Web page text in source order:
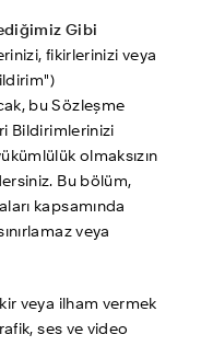
Gibi
fikirlerinizi veya
bu Sözleşme
Bildirimlerinizi
olmaksızın
Bu bölüm,
kapsamında
veya
veya ilham vermek
ses ve video